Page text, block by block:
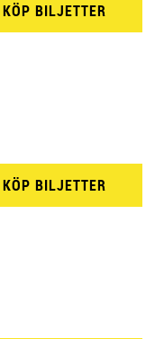
KÖP BILJETTER
KÖP BILJETTER